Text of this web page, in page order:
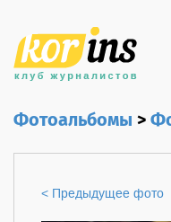
Фотоальбомы>
< Предыдущее фото